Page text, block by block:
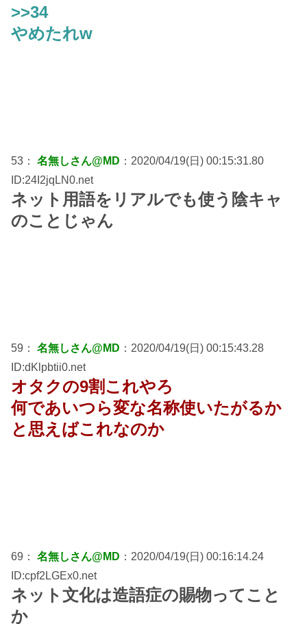
>>34
やめたれw
53： 名無しさん@MD ：2020/04/19(日) 00:15:31.80
ID:24I2jqLN0.net
ネット用語をリアルでも使う陰キャ
のことじゃん
59： 名無しさん@MD ：2020/04/19(日) 00:15:43.28
ID:dKlpbtii0.net
オタクの9割これやろ
何であいつら変な名称使いたがるか
と思えばこれなのか
69： 名無しさん@MD ：2020/04/19(日) 00:16:14.24
ID:cpf2LGEx0.net
ネット文化は造語症の賜物ってこと
か